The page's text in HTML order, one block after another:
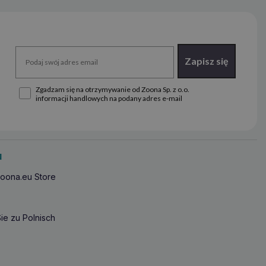
Zapisz się
Zgadzam się na otrzymywanie od Zoona Sp. z o.o.
informacji handlowych na podany adres e-mail
Store
zu Polnisch